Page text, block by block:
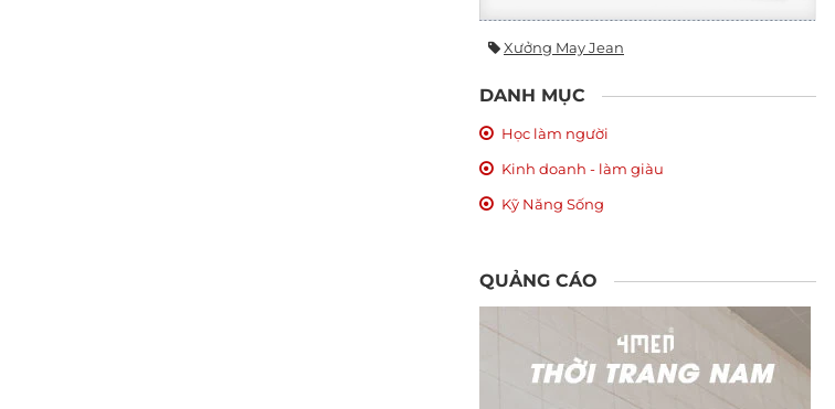
Xưởng May Jean
DANH MỤC
Học làm người
Kinh doanh - làm giàu
Kỹ Năng Sống
QUẢNG CÁO